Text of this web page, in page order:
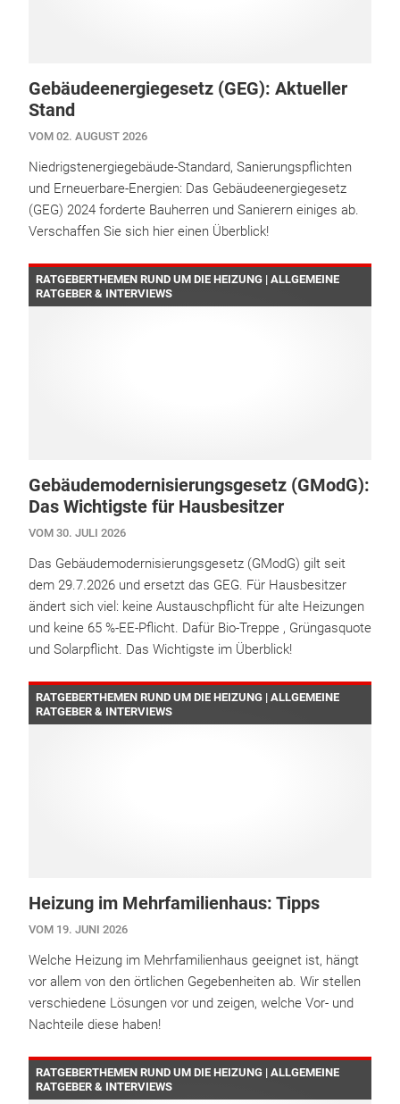
Gebäudeenergiegesetz (GEG): Aktueller
Stand
VOM 02. AUGUST 2026
Niedrigstenergiegebäude-Standard, Sanierungspflichten
und Erneuerbare-Energien: Das Gebäudeenergiegesetz
(GEG) 2024 forderte Bauherren und Sanierern einiges ab.
Verschaffen Sie sich hier einen Überblick!
RATGEBERTHEMEN RUND UM DIE HEIZUNG | ALLGEMEINE
RATGEBER & INTERVIEWS
Gebäudemodernisierungsgesetz (GModG):
Das Wichtigste für Hausbesitzer
VOM 30. JULI 2026
Das Gebäudemodernisierungsgesetz (GModG) gilt seit
dem 29.7.2026 und ersetzt das GEG. Für Hausbesitzer
ändert sich viel: keine Austauschpflicht für alte Heizungen
und keine 65 %-EE-Pflicht. Dafür Bio-Treppe , Grüngasquote
und Solarpflicht. Das Wichtigste im Überblick!
RATGEBERTHEMEN RUND UM DIE HEIZUNG | ALLGEMEINE
RATGEBER & INTERVIEWS
Heizung im Mehrfamilienhaus: Tipps
VOM 19. JUNI 2026
Welche Heizung im Mehrfamilienhaus geeignet ist, hängt
vor allem von den örtlichen Gegebenheiten ab. Wir stellen
verschiedene Lösungen vor und zeigen, welche Vor- und
Nachteile diese haben!
RATGEBERTHEMEN RUND UM DIE HEIZUNG | ALLGEMEINE
RATGEBER & INTERVIEWS